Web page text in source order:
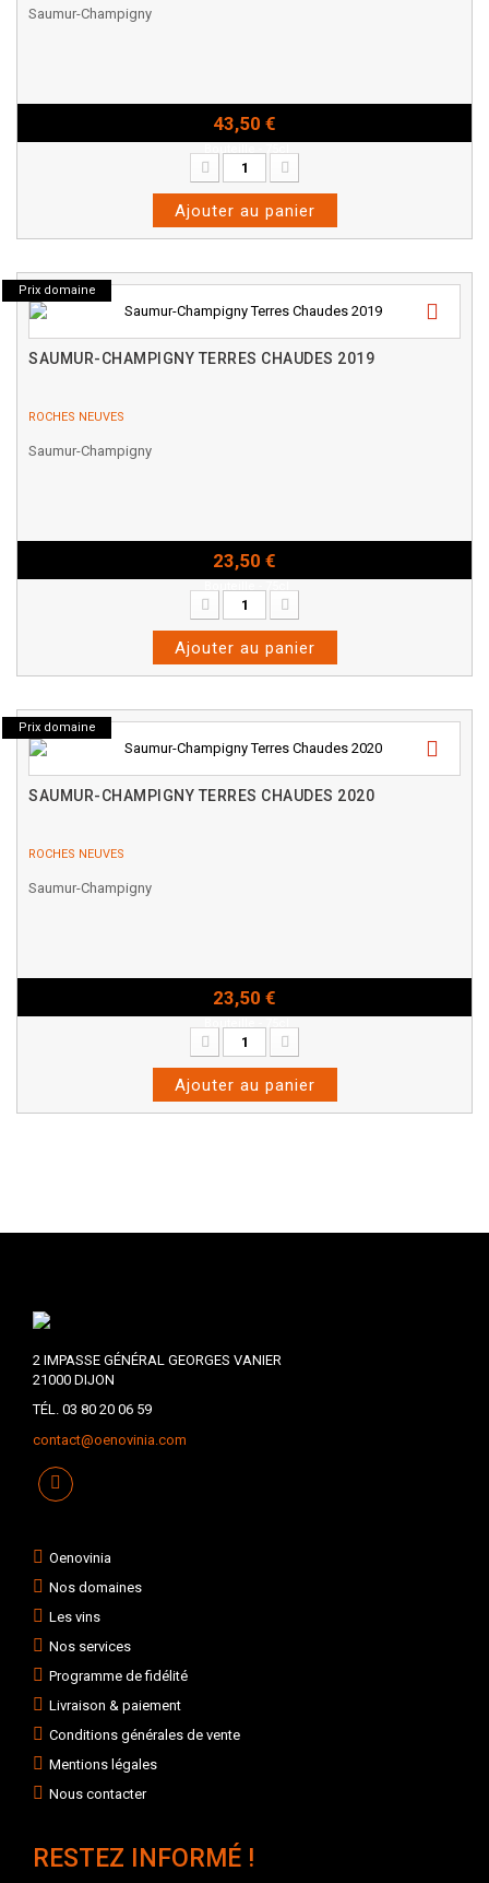
Saumur-Champigny
43,50 €
Ajouter au panier
Prix domaine
SAUMUR-CHAMPIGNY TERRES CHAUDES 2019
ROCHES NEUVES
Saumur-Champigny
23,50 €
Ajouter au panier
Prix domaine
SAUMUR-CHAMPIGNY TERRES CHAUDES 2020
ROCHES NEUVES
Saumur-Champigny
23,50 €
Ajouter au panier
2 IMPASSE GÉNÉRAL GEORGES VANIER
21000 DIJON
TÉL. 03 80 20 06 59
contact@oenovinia.com
Oenovinia
Nos domaines
Les vins
Nos services
Programme de fidélité
Livraison & paiement
Conditions générales de vente
Mentions légales
Nous contacter
RESTEZ INFORMÉ !